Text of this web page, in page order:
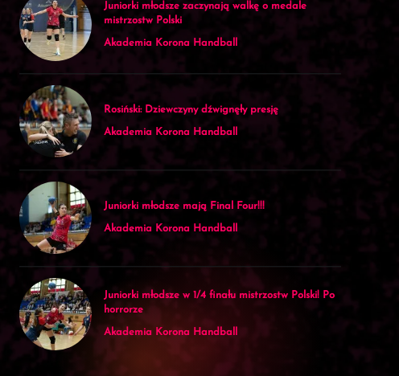
Juniorki młodsze zaczynają walkę o medale
mistrzostw Polski
Akademia Korona Handball
Rosiński: Dziewczyny dźwignęły presję
Akademia Korona Handball
Juniorki młodsze mają Final Four!!!
Akademia Korona Handball
Juniorki młodsze w 1/4 finału mistrzostw Polski! Po
horrorze
Akademia Korona Handball